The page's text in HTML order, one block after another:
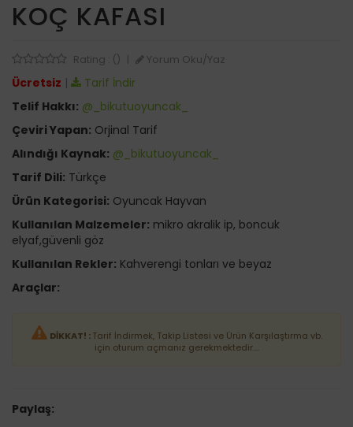
KOÇ KAFASI
Rating : () Yorum Oku/Yaz
Ücretsiz |
Tarif İndir
Telif Hakkı: @_bikutuoyuncak_
Çeviri Yapan: Orjinal Tarif
Alındığı Kaynak: @_bikutuoyuncak_
Tarif Dili: Türkçe
Ürün Kategorisi: Oyuncak Hayvan
Kullanılan Malzemeler: mikro akralik ip, boncuk
elyaf,güvenli göz
Kullanılan Rekler: Kahverengi tonları ve beyaz
Araçlar:
DİKKAT! :Tarif İndirmek, Takip Listesi ve Ürün Karşılaştırma vb.
için oturum açmanız gerekmektedir....
Paylaş: